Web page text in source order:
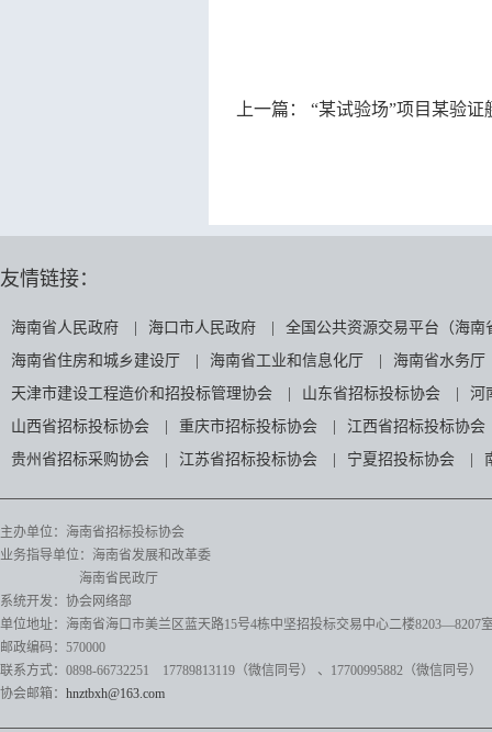
上一篇： “某试验场”项目某验证
友情链接：
海南省人民政府 海口市人民政府
全国公共资源交易平台（海南
海南省住房和城乡建设厅
海南省工业和信息化厅
海南省水务厅
天津市建设工程造价和招投标管理协会
山东省招标投标协会
河
山西省招标投标协会
重庆市招标投标协会
江西省招标投标协会
贵州省招标采购协会
江苏省招标投标协会 宁夏招投标协会
主办单位：海南省招标投标协会
业务指导单位：海南省发展和改革委
海南省民政厅
系统开发：协会网络部
单位地址：海南省海口市美兰区蓝天路15号4栋中坚招投标交易中心二楼8203—8207
邮政编码：570000
联系方式：0898-66732251 17789813119（微信同号）
、17700995882 （微信同号）
协会邮箱： hnztbxh@163.com